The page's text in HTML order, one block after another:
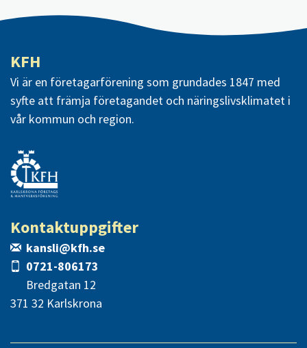
KFH
Vi är en företagarförening som grundades 1847 med
syfte att främja företagandet och näringslivsklimatet i
vår kommun och region.
Kontaktuppgifter
kansli@kfh.se
0721-806173
Bredgatan 12
371 32 Karlskrona